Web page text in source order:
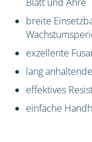
Blatt und Ähre
breite
exzellente
lang
effektives
einfache